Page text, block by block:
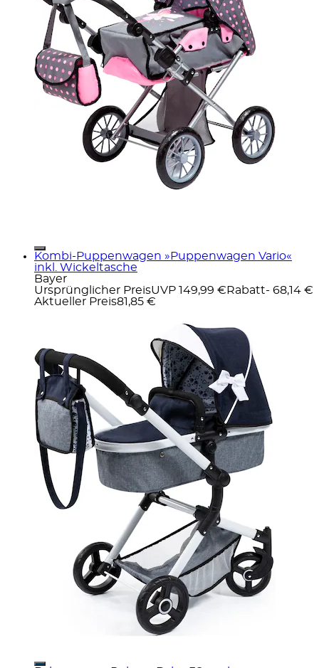
Kombi-Puppenwagen »Puppenwagen Vario«
inkl. Wickeltasche
Bayer
Ursprünglicher PreisUVP 149,99 € Rabatt- 68,14 €
Aktueller Preis81,85 €